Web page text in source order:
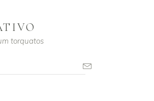
torquatos